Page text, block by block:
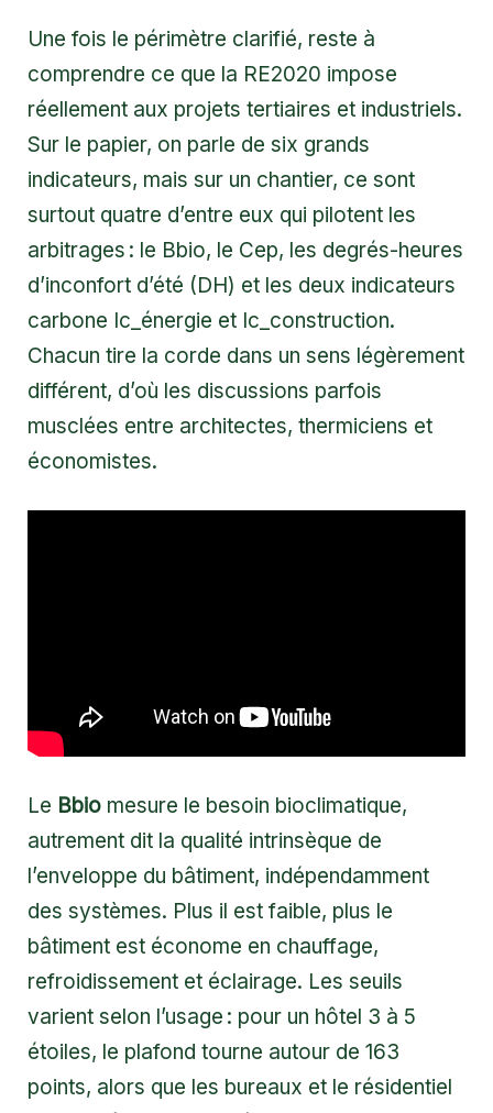
Une fois le périmètre clarifié, reste à
comprendre ce que la RE2020 impose
réellement aux projets tertiaires et industriels.
Sur le papier, on parle de six grands
indicateurs, mais sur un chantier, ce sont
surtout quatre d’entre eux qui pilotent les
arbitrages : le Bbio, le Cep, les degrés-heures
d’inconfort d’été (DH) et les deux indicateurs
carbone Ic_énergie et Ic_construction.
Chacun tire la corde dans un sens légèrement
différent, d’où les discussions parfois
musclées entre architectes, thermiciens et
économistes.
Le Bbio mesure le besoin bioclimatique,
autrement dit la qualité intrinsèque de
l’enveloppe du bâtiment, indépendamment
des systèmes. Plus il est faible, plus le
bâtiment est économe en chauffage,
refroidissement et éclairage. Les seuils
varient selon l’usage : pour un hôtel 3 à 5
étoiles, le plafond tourne autour de 163
points, alors que les bureaux et le résidentiel